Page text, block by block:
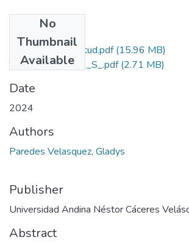
No
Thumbnail
Available
Grado de Similitud.pdf(15.96 MB)
T036_02378911_S_.pdf(2.71 MB)
Date
2024
Authors
Paredes Velasquez, Gladys
Publisher
Universidad Andina Néstor Cáceres
Abstract